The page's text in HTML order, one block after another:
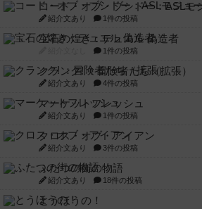
コード・オブ・ブシドー：ASLモ
紹介文あり 1件の投稿
宝石の煌き：デュエル 偽造者
1件の投稿
クランク! ：冒険者たち（拡張）
紹介文あり 4件の投稿
マーケットフレッシュ
紹介文あり 1件の投稿
クロス・オブ・アイアン
紹介文あり 3件の投稿
ふたつの街の物語
紹介文あり 18件の投稿
とうほうの！